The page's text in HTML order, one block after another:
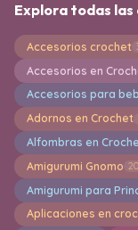
Explora todas
Accesorios crochet
Accesorios en
Accesorios para
Adornos en Crochet
Alfombras en
Amigurumi Gnomo 20
Amigurumi para
Aplicaciones en